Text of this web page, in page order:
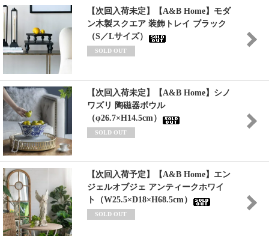
【次回入荷未定】【A&B Home】モダ
ン木製スクエア 装飾トレイ ブラック
（S／Lサイズ）
SOLD OUT
【次回入荷未定】【A&B Home】シノ
ワズリ 陶磁器ボウル
（φ26.7×H14.5cm）
SOLD OUT
【次回入荷予定】【A&B Home】エン
ジェルオブジェ アンティークホワイ
ト（W25.5×D18×H68.5cm）
SOLD OUT